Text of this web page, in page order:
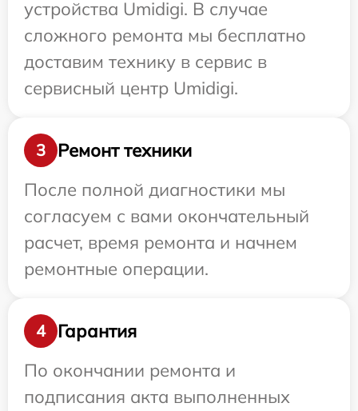
устройства Umidigi. В случае
сложного ремонта мы бесплатно
доставим технику в сервис в
сервисный центр Umidigi.
3
Ремонт техники
После полной диагностики мы
согласуем с вами окончательный
расчет, время ремонта и начнем
ремонтные операции.
4
Гарантия
По окончании ремонта и
подписания акта выполненных